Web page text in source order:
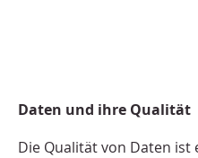
Daten und ihre Qualität
Die Qualität von Daten